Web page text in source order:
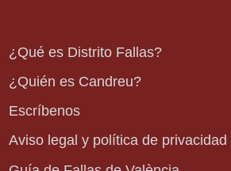
¿Qué es Distrito Fallas?
¿Quién es Candreu?
Escríbenos
Aviso legal y política de privacidad